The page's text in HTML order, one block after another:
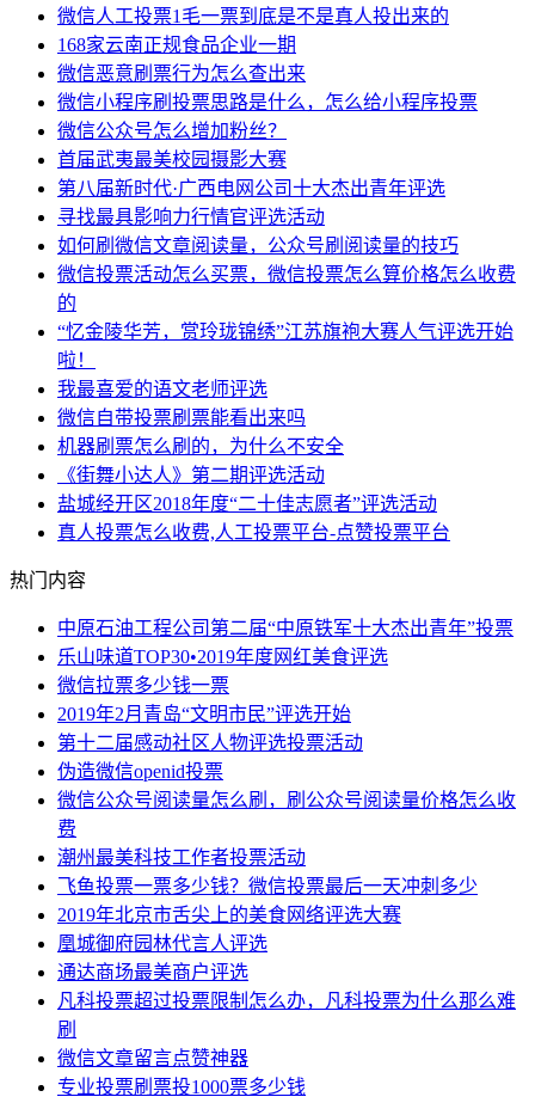
微信人工投票1毛一票到底是不是真人投出来的
168家云南正规食品企业一期
微信恶意刷票行为怎么查出来
微信小程序刷投票思路是什么，怎么给小程序投票
微信公众号怎么增加粉丝？
首届武夷最美校园摄影大赛
第八届新时代·广西电网公司十大杰出青年评选
寻找最具影响力行情官评选活动
如何刷微信文章阅读量，公众号刷阅读量的技巧
微信投票活动怎么买票，微信投票怎么算价格怎么收费
的
“忆金陵华芳，赏玲珑锦绣”江苏旗袍大赛人气评选开始
啦！
我最喜爱的语文老师评选
微信自带投票刷票能看出来吗
机器刷票怎么刷的，为什么不安全
《街舞小达人》第二期评选活动
盐城经开区2018年度“二十佳志愿者”评选活动
真人投票怎么收费,人工投票平台-点赞投票平台
热门内容
中原石油工程公司第二届“中原铁军十大杰出青年”投票
乐山味道TOP30•2019年度网红美食评选
微信拉票多少钱一票
2019年2月青岛“文明市民”评选开始
第十二届感动社区人物评选投票活动
伪造微信openid投票
微信公众号阅读量怎么刷，刷公众号阅读量价格怎么收
费
潮州最美科技工作者投票活动
飞鱼投票一票多少钱？微信投票最后一天冲刺多少
2019年北京市舌尖上的美食网络评选大赛
凰城御府园林代言人评选
通达商场最美商户评选
凡科投票超过投票限制怎么办，凡科投票为什么那么难
刷
微信文章留言点赞神器
专业投票刷票投1000票多少钱